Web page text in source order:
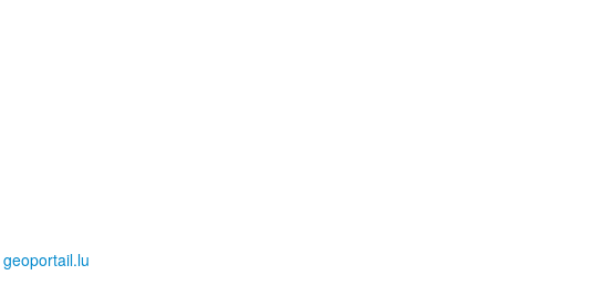
geoportail.lu